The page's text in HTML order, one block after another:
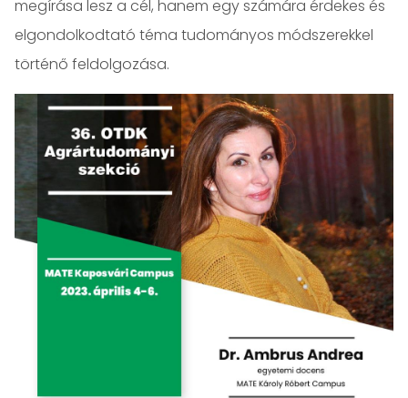
megírása lesz a cél, hanem egy számára érdekes és
elgondolkodtató téma tudományos módszerekkel
történő feldolgozása.